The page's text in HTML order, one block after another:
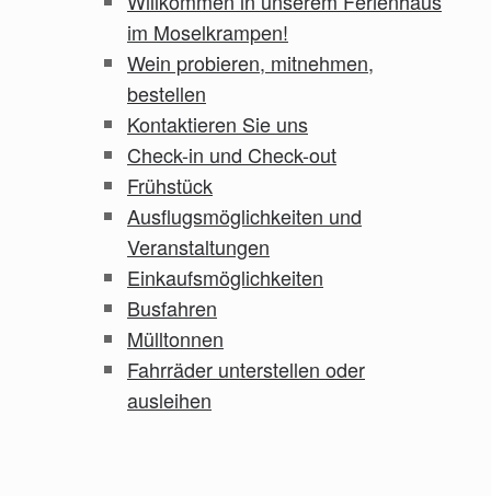
im Moselkrampen!
Wein probieren, mitnehmen,
bestellen
Kontaktieren Sie uns
Check-in und Check-out
Frühstück
Ausflugsmöglichkeiten und
Veranstaltungen
Einkaufsmöglichkeiten
Busfahren
Mülltonnen
Fahrräder unterstellen oder
ausleihen